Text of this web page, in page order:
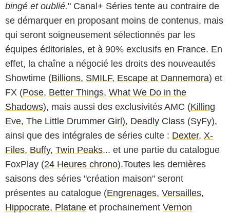
bingé et oublié." Canal+ Séries tente au contraire de
se démarquer en proposant moins de contenus, mais
qui seront soigneusement sélectionnés par les
équipes éditoriales, et à 90% exclusifs en France. En
effet, la chaîne a négocié les droits des nouveautés
Showtime (Billions, SMILF, Escape at Dannemora) et
FX (Pose, Better Things, What We Do in the
Shadows), mais aussi des exclusivités AMC (Killing
Eve, The Little Drummer Girl), Deadly Class (SyFy),
ainsi que des intégrales de séries culte : Dexter, X-
Files, Buffy, Twin Peaks... et une partie du catalogue
FoxPlay (24 Heures chrono).Toutes les dernières
saisons des séries "création maison" seront
présentes au catalogue (Engrenages, Versailles,
Hippocrate, Platane et prochainement Vernon